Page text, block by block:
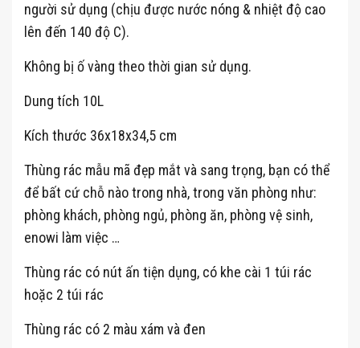
người sử dụng (chịu được nước nóng & nhiệt độ cao
lên đến 140 độ C).
Không bị ố vàng theo thời gian sử dụng.
Dung tích 10L
Kích thước 36x18x34,5 cm
Thùng rác mẫu mã đẹp mắt và sang trọng, bạn có thể
để bất cứ chỗ nào trong nhà, trong văn phòng như:
phòng khách, phòng ngủ, phòng ăn, phòng vệ sinh,
enowi làm việc …
Thùng rác có nút ấn tiện dụng, có khe cài 1 túi rác
hoặc 2 túi rác
Thùng rác có 2 màu xám và đen